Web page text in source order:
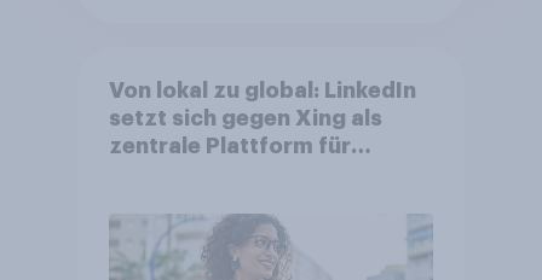
Von lokal zu global: LinkedIn
setzt sich gegen Xing als
zentrale Plattform für